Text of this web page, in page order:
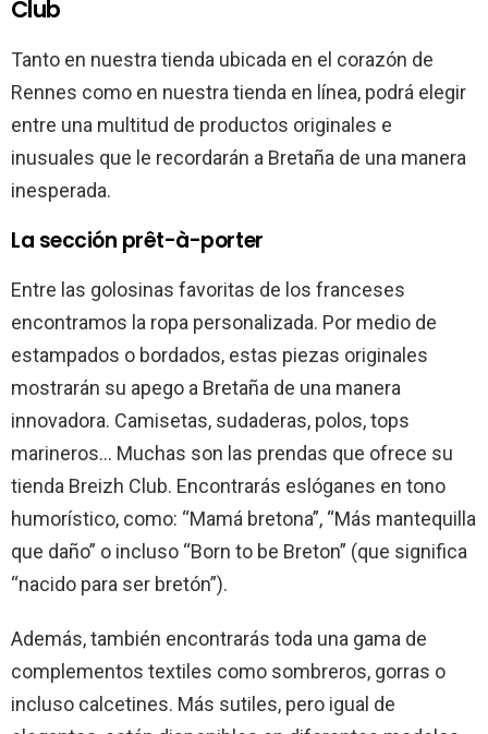
Club
Tanto en nuestra tienda ubicada en el corazón de
Rennes como en nuestra tienda en línea, podrá elegir
entre una multitud de productos originales e
inusuales que le recordarán a Bretaña de una manera
inesperada.
La sección prêt-à-porter
Entre las golosinas favoritas de los franceses
encontramos la ropa personalizada. Por medio de
estampados o bordados, estas piezas originales
mostrarán su apego a Bretaña de una manera
innovadora. Camisetas, sudaderas, polos, tops
marineros… Muchas son las prendas que ofrece su
tienda Breizh Club. Encontrarás eslóganes en tono
humorístico, como: “Mamá bretona”, “Más mantequilla
que daño” o incluso “Born to be Breton” (que significa
“nacido para ser bretón”).
Además, también encontrarás toda una gama de
complementos textiles como sombreros, gorras o
incluso calcetines. Más sutiles, pero igual de